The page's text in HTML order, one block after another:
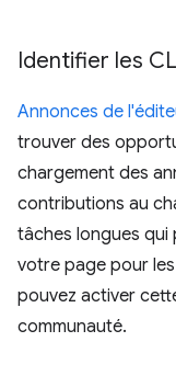
Identifier les
Annonces de
trouver des
chargement des
contributions au
tâches longues qui
votre page pour
pouvez activer
communauté.